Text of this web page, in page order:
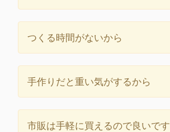
つくる時間がないから
手作りだと重い気がするから
市販は手軽に買えるので良いです